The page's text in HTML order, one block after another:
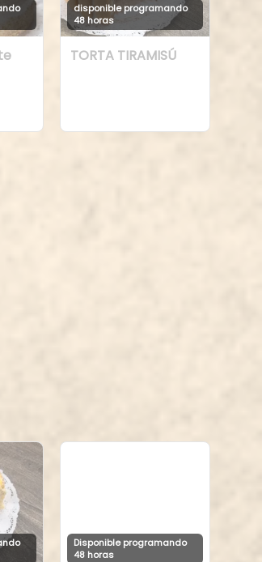
disponible programando
48 horas
TORTA TIRAMISÚ
Disponible programando
48 horas